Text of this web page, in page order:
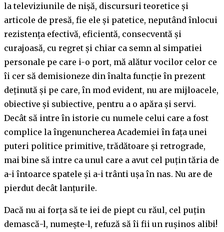
la televiziunile de nișă, discursuri teoretice și
articole de presă, fie ele și patetice, neputând înlocui
rezistența efectivă, eficientă, consecventă și
curajoasă, cu regret și chiar ca semn al simpatiei
personale pe care i-o port, mă alătur vocilor celor ce
îi cer să demisioneze din înalta funcție în prezent
deținută și pe care, în mod evident, nu are mijloacele,
obiective și subiective, pentru a o apăra și servi.
Decât să intre în istorie cu numele celui care a fost
complice la îngenuncherea Academiei în fața unei
puteri politice primitive, trădătoare și retrograde,
mai bine să intre ca unul care a avut cel puțin tăria de
a-i întoarce spatele și a-i trânti ușa în nas. Nu are de
pierdut decât lanțurile.
Dacă nu ai forța să te iei de piept cu răul, cel puțin
demască-l, numește-l, refuză să îi fii un rușinos alibi!